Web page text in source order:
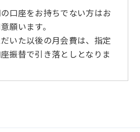
口座をお持ちでない方はお
願います。
いた以後の月会費は、指定
振替で引き落としとなりま
Automatic